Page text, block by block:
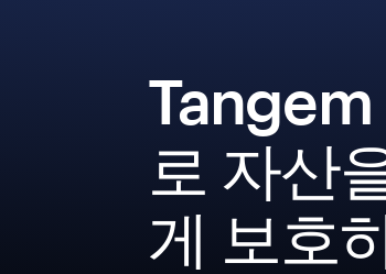
Tangem
로 자산
게 보호